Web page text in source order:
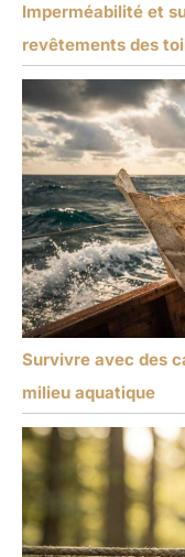
Imperméabilité et
revêtements des
Survivre avec des
milieu aquatique